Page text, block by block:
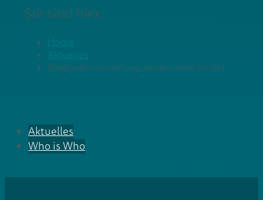
Sie sind hier:
Home
Aktuelles
Mitgliedervorstellung: denkmodell GmbH
Aktuelles
Who is Who